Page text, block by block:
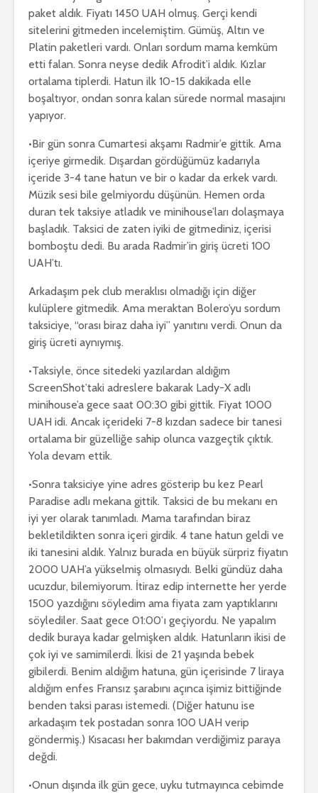
paket aldık. Fiyatı 1450 UAH olmuş. Gerçi kendi
sitelerini gitmeden incelemiştim. Gümüş, Altın ve
Platin paketleri vardı. Onları sordum mama kemküm
etti falan. Sonra neyse dedik Afrodit’i aldık. Kızlar
ortalama tiplerdi. Hatun ilk 10-15 dakikada elle
boşaltıyor, ondan sonra kalan sürede normal masajını
yapıyor.
•Bir gün sonra Cumartesi akşamı Radmir’e gittik. Ama
içeriye girmedik. Dışardan gördüğümüz kadarıyla
içeride 3-4 tane hatun ve bir o kadar da erkek vardı.
Müzik sesi bile gelmiyordu düşünün. Hemen orda
duran tek taksiye atladık ve minihouse’ları dolaşmaya
başladık. Taksici de zaten iyiki de gitmediniz, içerisi
bomboştu dedi. Bu arada Radmir’in giriş ücreti 100
UAH’tı.
Arkadaşım pek club meraklısı olmadığı için diğer
kulüplere gitmedik. Ama meraktan Bolero’yu sordum
taksiciye, “orası biraz daha iyi” yanıtını verdi. Onun da
giriş ücreti aynıymış.
•Taksiyle, önce sitedeki yazılardan aldığım
ScreenShot’taki adreslere bakarak Lady-X adlı
minihouse’a gece saat 00:30 gibi gittik. Fiyat 1000
UAH idi. Ancak içerideki 7-8 kızdan sadece bir tanesi
ortalama bir güzelliğe sahip olunca vazgeçtik çıktık.
Yola devam ettik.
•Sonra taksiciye yine adres gösterip bu kez Pearl
Paradise adlı mekana gittik. Taksici de bu mekanı en
iyi yer olarak tanımladı. Mama tarafından biraz
bekletildikten sonra içeri girdik. 4 tane hatun geldi ve
iki tanesini aldık. Yalnız burada en büyük sürpriz fiyatın
2000 UAH’a yükselmiş olmasıydı. Belki gündüz daha
ucuzdur, bilemiyorum. İtiraz edip internette her yerde
1500 yazdığını söyledim ama fiyata zam yaptıklarını
söylediler. Saat gece 01:00’ı geçiyordu. Ne yapalım
dedik buraya kadar gelmişken aldık. Hatunların ikisi de
çok iyi ve samimilerdi. İkisi de 21 yaşında bebek
gibilerdi. Benim aldığım hatuna, gün içerisinde 7 liraya
aldığım enfes Fransız şarabını açınca işimiz bittiğinde
benden taksi parası istemedi. (Diğer hatunu ise
arkadaşım tek postadan sonra 100 UAH verip
göndermiş.) Kısacası her bakımdan verdiğimiz paraya
değdi.
•Onun dışında ilk gün gece, uyku tutmayınca cebimde